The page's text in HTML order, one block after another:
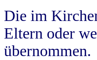
Die im
Eltern oder
übernommen.